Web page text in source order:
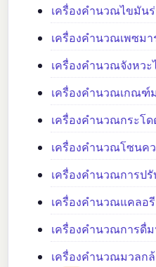
เครื่องคำนวณไขมัน
เครื่องคำนวณเพซม
เครื่องคำนวณจังหวะ
เครื่องคำนวณเกณฑ์
เครื่องคำนวณกระโ
เครื่องคำนวณโซนคว
เครื่องคำนวณการปรั
เครื่องคำนวณแคลอรี
เครื่องคำนวณการดื่
เครื่องคำนวณมวลก